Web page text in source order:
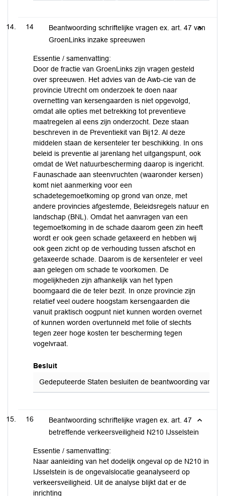
14
Beantwoording schriftelijke vragen ex. art. 47 van
GroenLinks inzake spreeuwen
Essentie / samenvatting:
Door de fractie van GroenLinks zijn vragen gesteld
over spreeuwen. Het advies van de Awb-cie van de
provincie Utrecht om onderzoek te doen naar
overnetting van kersengaarden is niet opgevolgd,
omdat alle opties met betrekking tot preventieve
maatregelen al eens zijn onderzocht. Deze staan
beschreven in de Preventiekit van Bij12. Al deze
middelen staan de kersenteler ter beschikking. In ons
beleid is preventie al jarenlang het uitgangspunt, ook
omdat de Wet natuurbescherming daarop is ingericht.
Faunaschade aan steenvruchten (waaronder kersen)
komt niet aanmerking voor een
schadetegemoetkoming op grond van onze, met
andere provincies afgestemde, Beleidsregels natuur en
landschap (BNL). Omdat het aanvragen van een
tegemoetkoming in de schade daarom geen zin heeft
wordt er ook geen schade getaxeerd en hebben wij
ook geen zicht op de verhouding tussen afschot en
getaxeerde schade. Daarom is de kersenteler er veel
aan gelegen om schade te voorkomen. De
mogelijkheden zijn afhankelijk van het typen
boomgaard die de teler bezit. In onze provincie zijn
relatief veel oudere hoogstam kersengaarden die
vanuit praktisch oogpunt niet kunnen worden overnet
of kunnen worden overtunneld met folie of slechts
tegen zeer hoge kosten ter bescherming tegen
vogelvraat.
Besluit
Gedeputeerde Staten besluiten de beantwoording van
16
Beantwoording schriftelijke vragen ex. art. 47
betreffende verkeersveiligheid N210 IJsselstein
Essentie / samenvatting:
Naar aanleiding van het dodelijk ongeval op de N210 in
IJsselstein is de ongevalslocatie geanalyseerd op
verkeersveiligheid. Uit de analyse blijkt dat er de
inrichting